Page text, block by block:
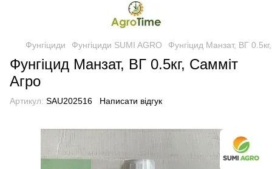
Фунгіциди Фунгіциди SUMI AGRO Фунгіцид Манзат, ВГ
Фунгіцид Манзат, ВГ 0.5кг, Самміт
Агро
Артикул: SAU202516 Написати відгук